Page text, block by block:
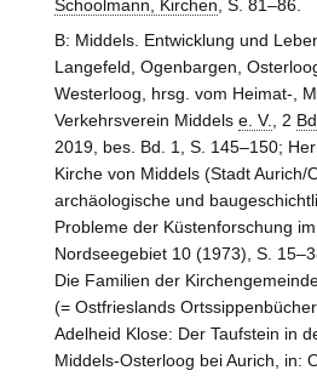
Schoolmann, Kirchen, S. 81–86.
B: Middels. Entwicklung und
Langefeld, Ogenbargen,
Westerloog, hrsg. vom Heimat-,
Verkehrsverein Middels e. V., 2
2019, bes. Bd. 1, S. 145–150;
Kirche von Middels (Stadt Aurich/
archäologische und
Probleme der Küstenforschung
Nordseegebiet 10 (1973), S.
Die Familien der
(= Ostfrieslands
Adelheid Klose: Der Taufstein in
Middels-Osterloog bei Aurich, in: